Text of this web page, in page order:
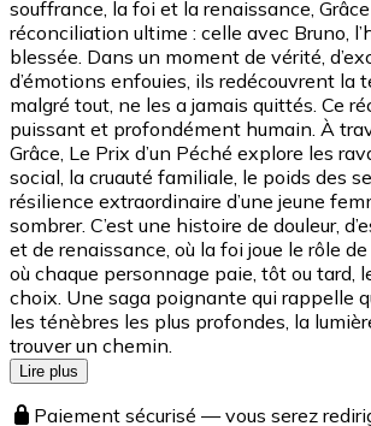
souffrance, la foi et la renaissance,
réconciliation ultime : celle avec Bruno,
blessée. Dans un moment de vérité,
d’émotions enfouies, ils redécouvrent la
malgré tout, ne les a jamais quittés. Ce
puissant et profondément humain. À
Grâce, Le Prix d’un Péché explore les
social, la cruauté familiale, le poids des
résilience extraordinaire d’une jeune
sombrer. C’est une histoire de douleur,
et de renaissance, où la foi joue le rôle
où chaque personnage paie, tôt ou tard,
choix. Une saga poignante qui rappelle
les ténèbres les plus profondes, la
trouver un chemin.
Lire plus
Paiement sécurisé — vous serez